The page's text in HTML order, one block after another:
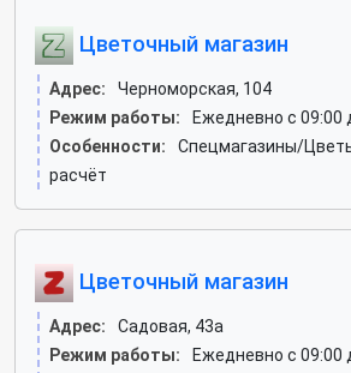
Цветочный магазин
Адрес:
Черноморская, 104
Режим работы:
Ежедневно с 09:00
Особенности:
Спецмагазины/
расчёт
Цветочный магазин
Адрес:
Садовая, 43а
Режим работы:
Ежедневно с 09:00